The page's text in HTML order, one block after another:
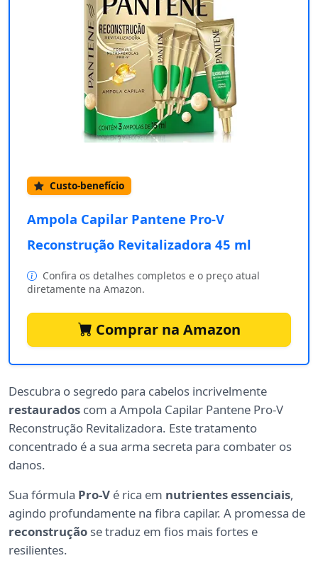
Custo-benefício
Ampola Capilar Pantene Pro-V
Reconstrução Revitalizadora 45 ml
Confira os detalhes completos e o preço atual
diretamente na Amazon.
Comprar na Amazon
Descubra o segredo para cabelos incrivelmente
restaurados com a Ampola Capilar Pantene Pro-V
Reconstrução Revitalizadora. Este tratamento
concentrado é a sua arma secreta para combater os
danos.
Sua fórmula Pro-V é rica em nutrientes essenciais,
agindo profundamente na fibra capilar. A promessa de
reconstrução se traduz em fios mais fortes e
resilientes.